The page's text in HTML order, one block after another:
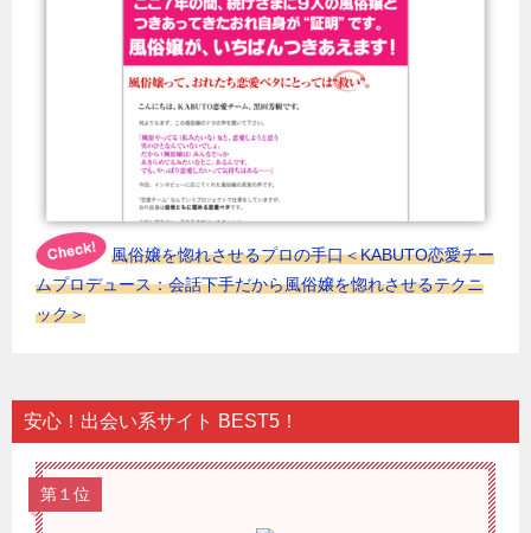
風俗嬢を惚れさせるプロの手口＜KABUTO恋愛チー
ムプロデュース：会話下手だから風俗嬢を惚れさせるテクニ
ック＞
安心！出会い系サイト BEST5！
第１位